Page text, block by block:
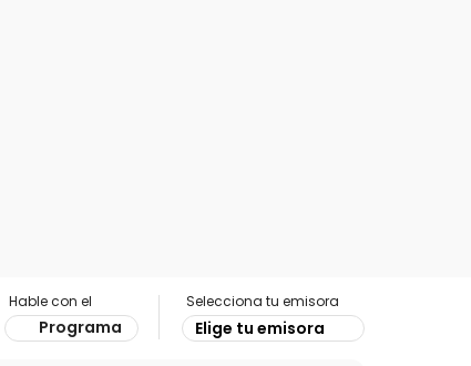
Hable con el
Programa
Selecciona tu emisora
Elige tu emisora